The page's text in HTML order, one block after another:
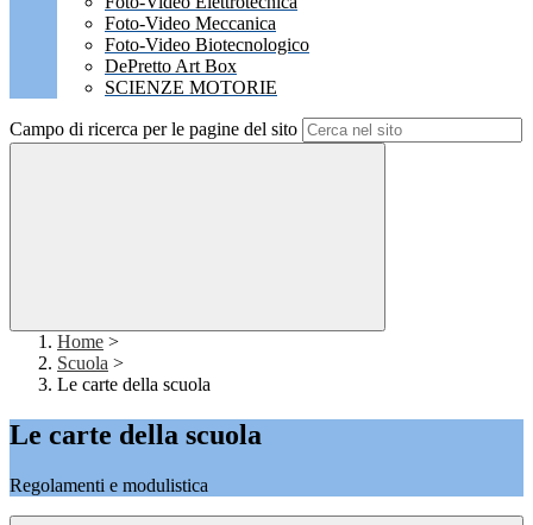
Foto-Video Meccanica
Foto-Video Biotecnologico
DePretto Art Box
SCIENZE MOTORIE
Campo di ricerca per le pagine del sito
Home >
Scuola >
Le carte della scuola
Le carte della scuola
Regolamenti e modulistica